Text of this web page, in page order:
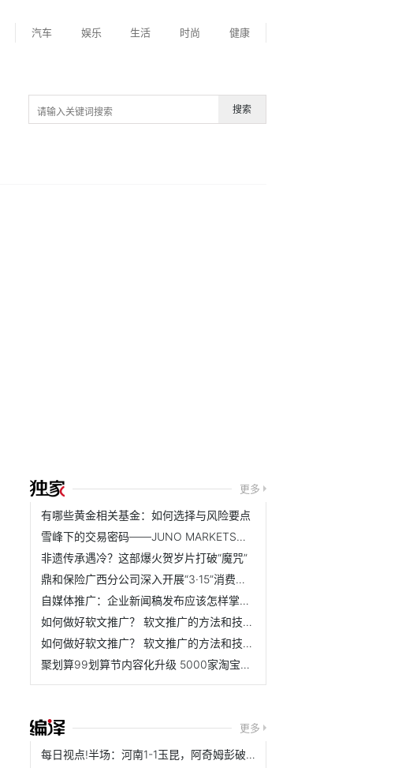
汽车 娱乐 生活 时尚 健康
搜索
更多
有哪些黄金相关基金：如何选择与风险要点
雪峰下的交易密码——JUNO MARKETS技术峰会乌鲁木齐站圆满结束
非遗传承遇冷？这部爆火贺岁片打破“魔咒”
鼎和保险广西分公司深入开展“3·15”消费者权益保护教育宣传...
自媒体推广：企业新闻稿发布应该怎样掌握节奏？ 怎么规划效...
如何做好软文推广？ 软文推广的方法和技巧是什么？
如何做好软文推广？ 软文推广的方法和技巧是什么？
聚划算99划算节内容化升级 5000家淘宝天猫品牌联动狂欢
更多
每日视点!半场：河南1-1玉昆，阿奇姆彭破门，史成龙送礼恩里...